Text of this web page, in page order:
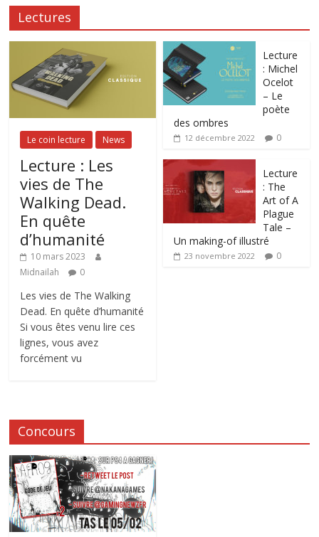
Lectures
Le coin lecture News
Lecture : Les
vies de The
Walking Dead.
En quête
d’humanité
10 mars 2023
Midnailah
0
Les vies de The Walking
Dead. En quête d’humanité
Si vous êtes venu lire ces
lignes, vous avez
forcément vu
Lecture
: Michel
Ocelot
– Le
poète
des ombres
12 décembre 2022 0
Lecture
: The
Art of A
Plague
Tale –
Un making-of illustré
23 novembre 2022 0
Concours